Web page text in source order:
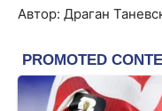
Автор: Драган